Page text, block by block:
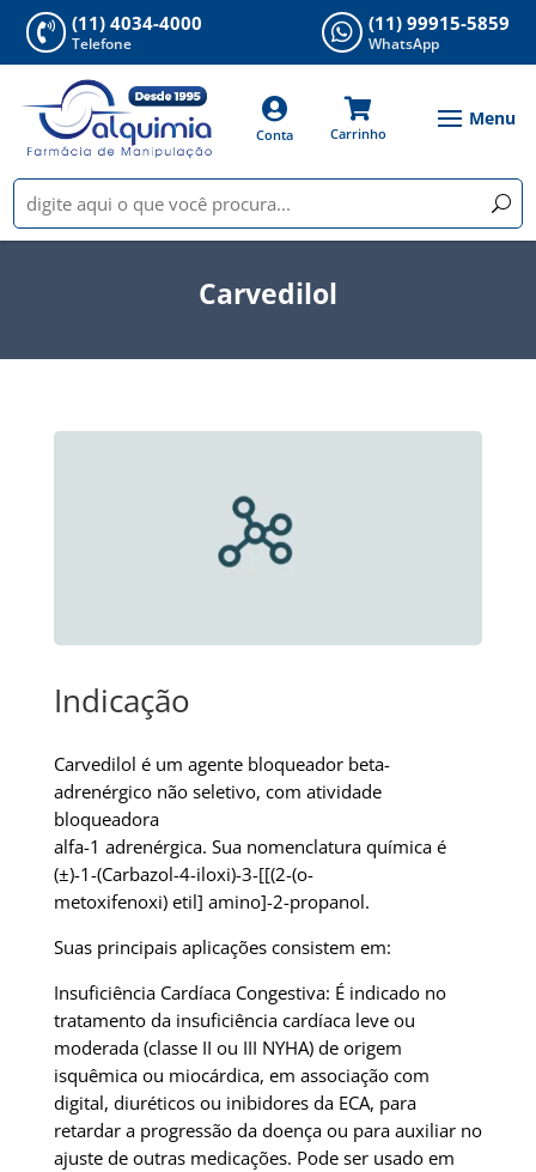
 (11) 4034-4000
Telefone  (11) 99915-5859
WhatsApp

Conta

Carrinho
Carvedilol
Indicação
Carvedilol é um agente bloqueador beta-
adrenérgico não seletivo, com atividade
bloqueadora
alfa-1 adrenérgica. Sua nomenclatura química é
(±)-1-(Carbazol-4-iloxi)-3-[[(2-(o-
metoxifenoxi) etil] amino]-2-propanol.
Suas principais aplicações consistem em:
Insuficiência Cardíaca Congestiva: É indicado no
tratamento da insuficiência cardíaca leve ou
moderada (classe II ou III NYHA) de origem
isquêmica ou miocárdica, em associação com
digital, diuréticos ou inibidores da ECA, para
retardar a progressão da doença ou para auxiliar no
ajuste de outras medicações. Pode ser usado em